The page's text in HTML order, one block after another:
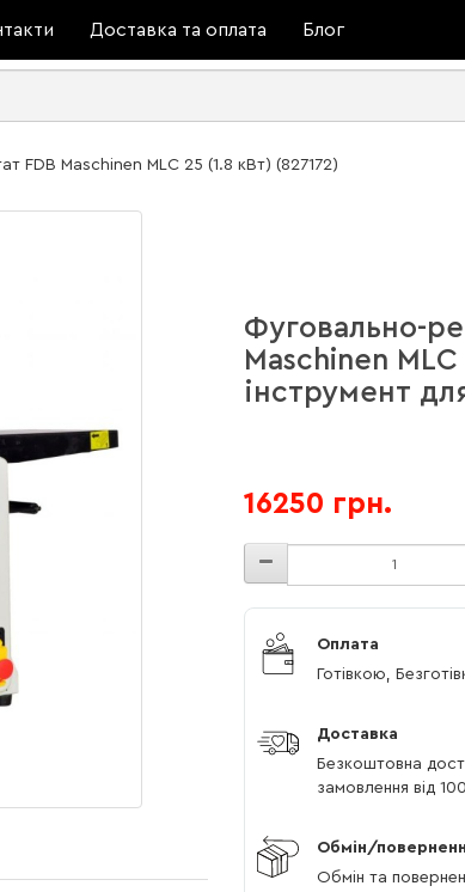
Доставка та оплата Блог
FDB Maschinen MLС 25 (1.8 кВт) (827172)
Фуговально-
Maschinen
інструмент
16250 грн.
Оплата
Готівкою,
Доставка
Безкоштовна
замовлення від
Обмін/
Обмін та